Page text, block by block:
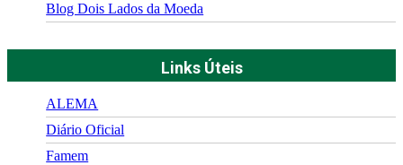
Blog Dois Lados da Moeda
Links Úteis
ALEMA
Diário Oficial
Famem